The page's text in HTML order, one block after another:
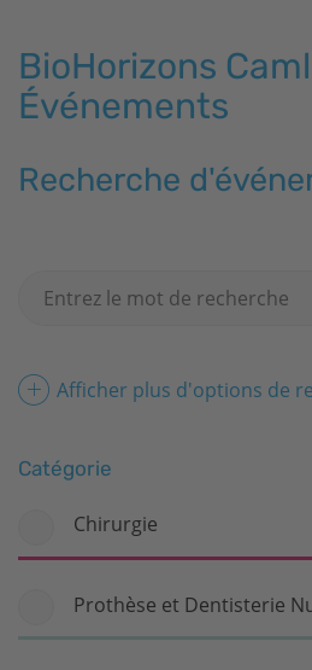
BioHorizons
Événements
Recherche
Afficher plus d'options de
Catégorie
Chirurgie
Prothèse et Dentisterie